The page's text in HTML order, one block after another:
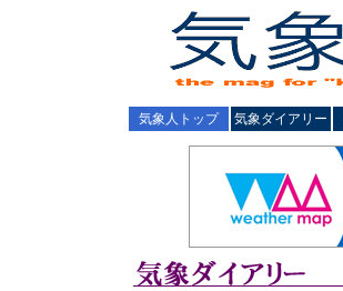
気象人トップ 気象ダイアリー